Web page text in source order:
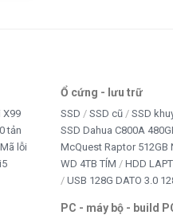
X99
tản
Mã lỗi
Ổ cứng - lưu trữ
SSD SSD cũ
SSD
SSD Dahua C800A
McQuest Raptor 512GB
WD 4TB TÍM
HDD
USB 128G DATO 3.0
PC - máy bộ - build